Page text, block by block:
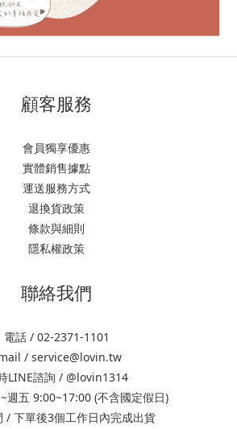
顧客服務
會員獨享優惠
實體銷售據點
運送服務方式
退換貨政策
條款與細則
隱私權政策
聯絡我們
電話 / 02-2371-1101
/ service@lovin.tw
LINE諮詢 / @lovin1314
週五 9:00~17:00 (不含國定假日)
/ 下單後3個工作日內完成出貨